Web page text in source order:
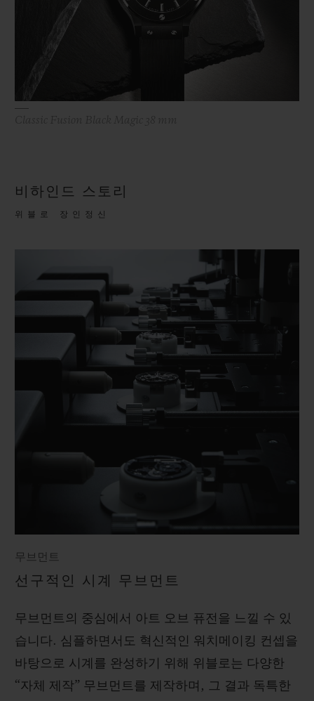
비하인드 스토리
위블로 장인정신
무브먼트
선구적인 시계 무브먼트
무브먼트의 중심에서 아트 오브 퓨전을 느낄 수 있
습니다. 심플하면서도 혁신적인 워치메이킹 컨셉을
바탕으로 시계를 완성하기 위해 위블로는 다양한
“자체 제작” 무브먼트를 제작하며, 그 결과 독특한